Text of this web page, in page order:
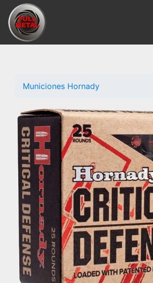
Municiones Hornady